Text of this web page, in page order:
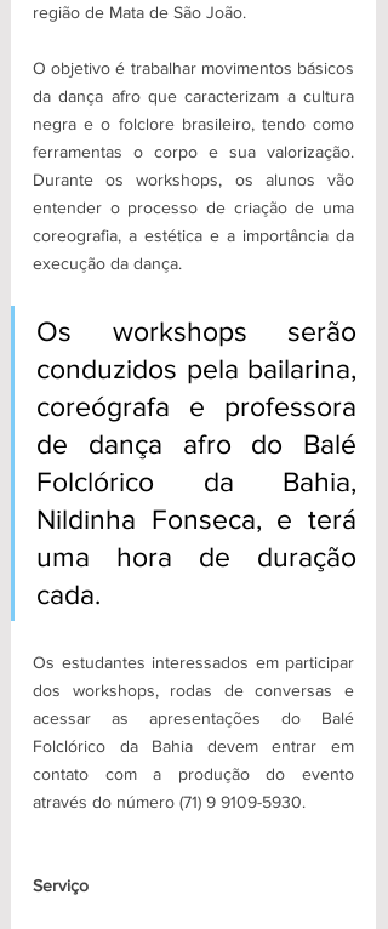
região de Mata de São João.
O objetivo é trabalhar movimentos básicos
da dança afro que caracterizam a cultura
negra e o folclore brasileiro, tendo como
ferramentas o corpo e sua valorização.
Durante os workshops, os alunos vão
entender o processo de criação de uma
coreografia, a estética e a importância da
execução da dança.
Os workshops serão
conduzidos pela bailarina,
coreógrafa e professora
de dança afro do Balé
Folclórico da Bahia,
Nildinha Fonseca, e terá
uma hora de duração
cada.
Os estudantes interessados em participar
dos workshops, rodas de conversas e
acessar as apresentações do Balé
Folclórico da Bahia devem entrar em
contato com a produção do evento
através do número (71) 9 9109-5930.
Serviço